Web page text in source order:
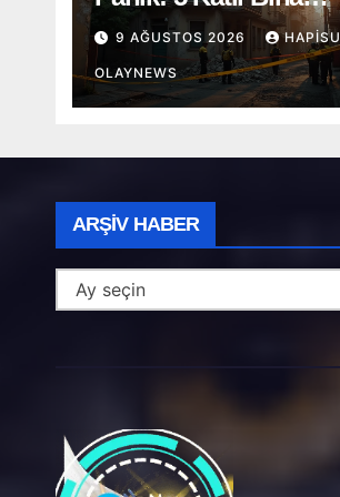
Boşaltıldı
9 AĞUSTOS 2026 HAPISU
OLAYNEWS
ARŞIV HABER
Haber